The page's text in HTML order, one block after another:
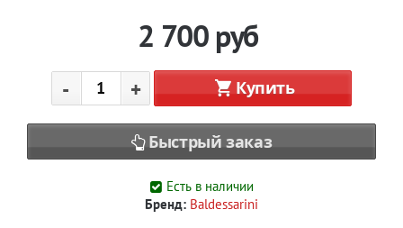
2 700 руб
- + Купить
Быстрый заказ
Есть в наличии
Бренд: Baldessarini